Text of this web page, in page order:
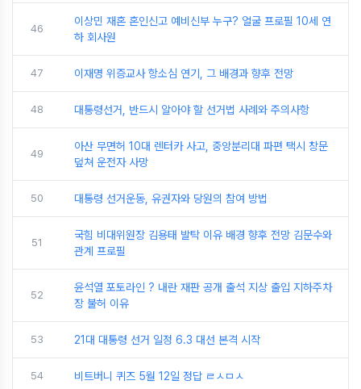
46
이상민 재혼 혼인신고 예비신부 누구? 얼굴 프로필 10세 연
하 회사원
47 이재명 위증교사 항소심 연기, 그 배경과 향후 전망
48 대통령선거, 반드시 알아야 할 선거법 사례와 주의사항
49
아산 무면허 10대 렌터카 사고, 중앙분리대 파편 택시 창문
덮쳐 운전자 사망
50 대통령 선거운동, 유권자와 당원의 참여 방법
51
국힘 비대위원장 김용태 발탁 이유 배경 향후 전망 김문수와
관계 프로필
52
윤석열 포토라인 ? 내란 재판 공개 출석 지상 출입 지하주차
장 불허 이유
53 21대 대통령 선거 일정 6.3 대선 본격 시작
54 비트버니 퀴즈 5월 12일 정답 ㄹㅅㅁㅅ